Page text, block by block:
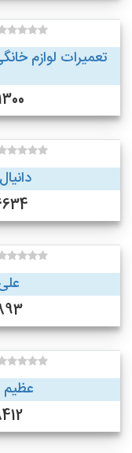
تعمیرات لوازم
عظیم